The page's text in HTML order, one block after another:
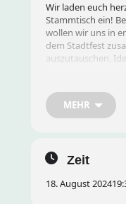
Wir laden euch
Stammtisch ein!
wollen wir uns in
dem Stadtfest
auszutauschen,
Datum und
Ort:
Agenda:
MEHR
Zeit
18. August 2024